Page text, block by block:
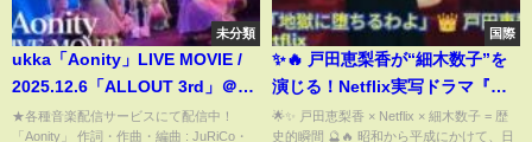
未分類
ukka「Aonity」LIVE MOVIE /
2025.12.6「ALLOUT 3rd」＠恵
比寿ガーデンホール
★各種音楽配信サービスにて配信中！
「Aonity」 作詞・作曲・編曲 : JuRiCo・
国際
✨🔥 戸田恵梨香が“細木数子”を
演じる！Netflix実写ドラマ『地
獄に堕ちるわよ』独占配信決定
🌟✨ 戸田恵梨香 × Netflix × 細木数子 = 歴
史的瞬間 🔮🔥 昭和から平成にかけて、日